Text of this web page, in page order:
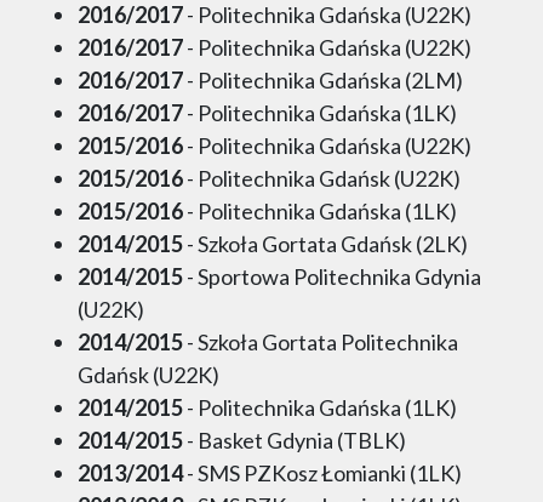
2016/2017- Politechnika Gdańska (U22K)
2016/2017- Politechnika Gdańska (U22K)
2016/2017- Politechnika Gdańska (2LM)
2016/2017- Politechnika Gdańska (1LK)
2015/2016- Politechnika Gdańska (U22K)
2015/2016- Politechnika Gdańsk (U22K)
2015/2016- Politechnika Gdańska (1LK)
2014/2015- Szkoła Gortata Gdańsk (2LK)
2014/2015- Sportowa Politechnika Gdynia
(U22K)
2014/2015- Szkoła Gortata Politechnika
Gdańsk (U22K)
2014/2015- Politechnika Gdańska (1LK)
2014/2015- Basket Gdynia (TBLK)
2013/2014- SMS PZKosz Łomianki (1LK)